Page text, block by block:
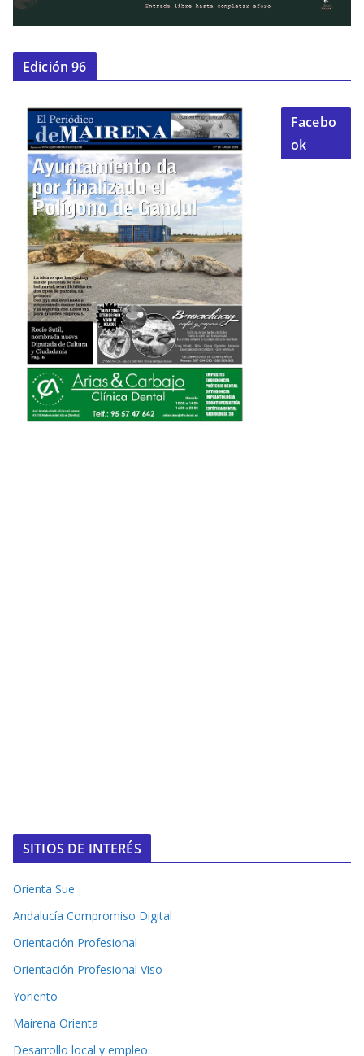
Edición 96
Facebo
ok
SITIOS DE INTERÉS
Orienta Sue
Andalucía Compromiso Digital
Orientación Profesional
Orientación Profesional Viso
Yoriento
Mairena Orienta
Desarrollo local y empleo